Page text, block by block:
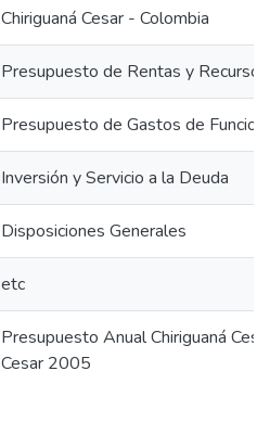
Chiriguaná Cesar - Colombia
Presupuesto de Rentas y
Presupuesto de Gastos de
Inversión y Servicio a la Deuda
Disposiciones Generales
etc
Presupuesto Anual Chiriguaná
Cesar 2005